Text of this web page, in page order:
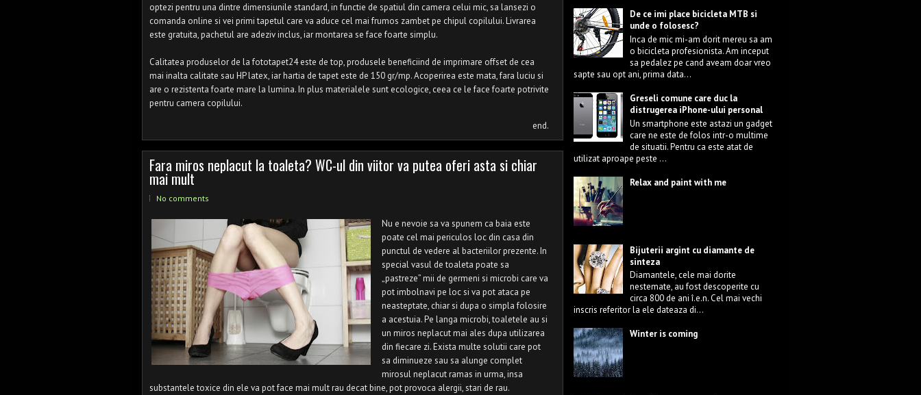
optezi pentru una dintre dimensiunile standard, in functie de spatiul din camera celui mic, sa lansezi o
comanda online si vei primi tapetul care va aduce cel mai frumos zambet pe chipul copilului. Livrarea
este gratuita, pachetul are adeziv inclus, iar montarea se face foarte simplu.
Calitatea produselor de la fototapet24 este de top, produsele beneficiind de imprimare offset de cea
mai inalta calitate sau HP latex, iar hartia de tapet este de 150 gr/mp. Acoperirea este mata, fara luciu si
are o rezistenta foarte mare la lumina. In plus materialele sunt ecologice, ceea ce le face foarte potrivite
pentru camera copilului.
end.
Fara miros neplacut la toaleta? WC-ul din viitor va putea oferi asta si chiar
mai mult
No comments
Nu e nevoie sa va spunem ca baia este
poate cel mai periculos loc din casa din
punctul de vedere al bacteriilor prezente. In
special vasul de toaleta poate sa
„pastreze” mii de germeni si microbi care va
pot imbolnavi pe loc si va pot ataca pe
neasteptate, chiar si dupa o simpla folosire
a acestuia. Pe langa microbi, toaletele au si
un miros neplacut mai ales dupa utilizarea
din fiecare zi. Exista multe solutii care pot
sa diminueze sau sa alunge complet
mirosul neplacut ramas in urma, insa
substantele toxice din ele va pot face mai mult rau decat bine, pot provoca alergii, stari de rau.
De ce imi place bicicleta MTB si
unde o folosesc?
Inca de mic mi-am dorit mereu sa am
o bicicleta profesionista. Am inceput
sa pedalez pe cand aveam doar vreo
sapte sau opt ani, prima data...
Greseli comune care duc la
distrugerea iPhone-ului personal
Un smartphone este astazi un gadget
care ne este de folos intr-o multime
de situatii. Pentru ca este atat de
utilizat aproape peste ...
Relax and paint with me
Bijuterii argint cu diamante de
sinteza
Diamantele, cele mai dorite
nestemate, au fost descoperite cu
circa 800 de ani î.e.n. Cel mai vechi
inscris referitor la ele dateaza di...
Winter is coming